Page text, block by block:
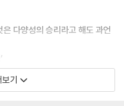
읍, 도시」중에서
면서 프랑스와 유럽 국가들 간에
충분히 보여 주었다고 믿는다.
론이고 유럽의 어떤 국가도 지
못했을 것이다. 마을(village)-읍
다양성의 승리라고 해도 과언
물다. 영국, 독일, 이탈리아, 스페
기